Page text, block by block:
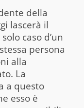
della
lascerà il
caso d’un
persona
alla
La
a questo
esso è